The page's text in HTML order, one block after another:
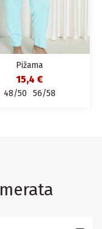
Pižama
15,4 €
48/50 56/58